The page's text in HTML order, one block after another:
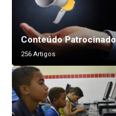
Conteúdo Patrocinado
256 Artigos